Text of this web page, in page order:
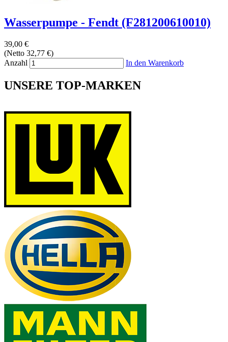
Wasserpumpe - Fendt (F281200610010)
39,00 €
(Netto 32,77 €)
Anzahl
In den Warenkorb
UNSERE TOP-MARKEN